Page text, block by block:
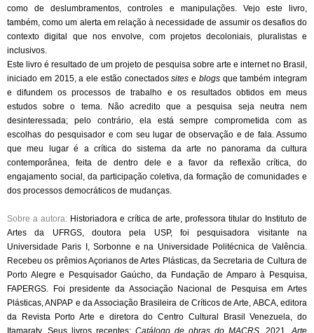
como de deslumbramentos, controles e manipulações. Vejo este livro,
também, como um alerta em relação à necessidade de assumir os desafios do
contexto digital que nos envolve, com projetos decoloniais, pluralistas e
inclusivos.
Este livro é resultado de um projeto de pesquisa sobre arte e internet no Brasil,
iniciado em 2015, a ele estão conectadossites e blogsque também integram
e difundem os processos de trabalho e os resultados obtidos em meus
estudos sobre o tema. Não acredito que a pesquisa seja neutra nem
desinteressada; pelo contrário, ela está sempre comprometida com as
escolhas do pesquisador e com seu lugar de observação e de fala. Assumo
que meu lugar é a crítica do sistema da arte no panorama da cultura
contemporânea, feita de dentro dele e a favor da reflexão crítica, do
engajamento social, da participação coletiva, da formação de comunidades e
dos processos democráticos de mudanças.
Sobre a autora: Historiadora e crítica de arte, professora titular do Ins­tituto de
Artes da UFRGS, dou­tora pela USP, foi pesquisadora visitante na
Universidade Paris I, Sorbonne e na Universidade Politécnica de Valência.
Rece­beu os prêmios Açorianos de Artes Plásticas, da Secretaria de Cultura de
Porto Alegre e Pesquisador Gaúcho, da Fun­dação de Amparo à Pesquisa,
FAPERGS. Foi presidente da Associação Nacional de Pesqui­sa em Artes
Plásticas, ANPAP e da Associação Brasileira de Críticos de Arte, ABCA, editora
da Revista Porto Arte e diretora do Centro Cultural Brasil Vene­zuela, do
Itamaraty. Seus livros recentes: Catálogo de obras do MACRS, 2021,Arte